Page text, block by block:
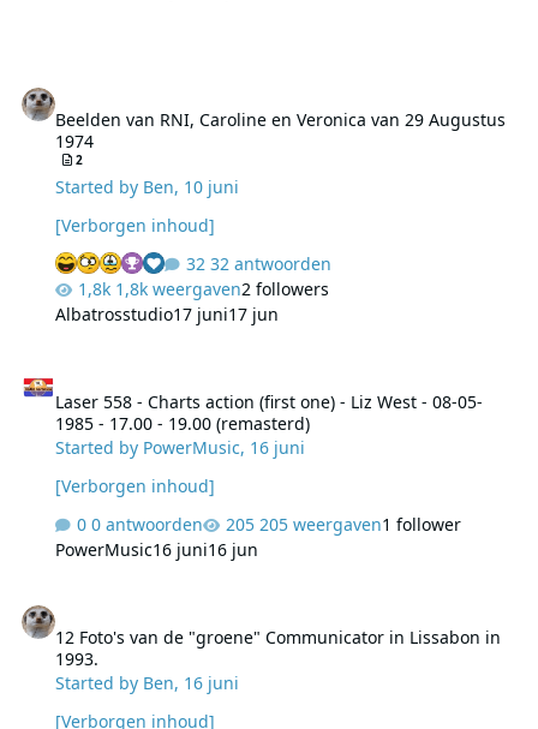
Beelden van RNI, Caroline en Veronica van 29 Augustus
1974
2
Started by Ben, 10 juni
[Verborgen inhoud]
32 antwoorden
1,8k weergaven2 followers
Albatrosstudio17 juni17 jun
Laser 558 - Charts action (first one) - Liz West - 08-05-
1985 - 17.00 - 19.00 (remasterd)
Started by PowerMusic, 16 juni
[Verborgen inhoud]
0 antwoorden
205 weergaven1 follower
PowerMusic16 juni16 jun
12 Foto's van de "groene" Communicator in Lissabon in
1993.
Started by Ben, 16 juni
[Verborgen inhoud]